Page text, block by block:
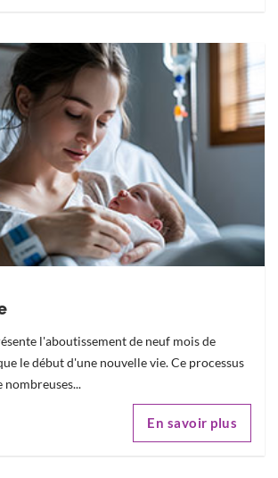
l'aboutissement de neuf mois de
le début d'une nouvelle vie. Ce processus
nombreuses...
En savoir plus